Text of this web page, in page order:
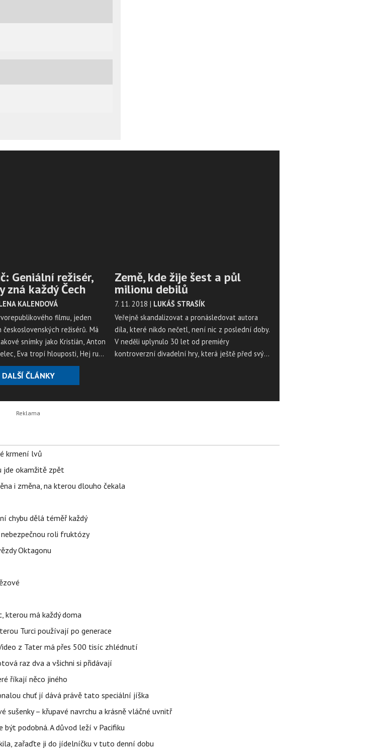
Geniální režisér,
zná každý Čech
KALENDOVÁ
filmu, jeden
režisérů. Má
snímky jako Kristián, Anton
Eva tropí hlouposti, Hej rup,
Cesta do hlubin študákovy
dalších. Za jeden rok dokázal
Země, kde žije šest a půl
milionu debilů
7. 11. 2018 | LUKÁŠ STRAŠÍK
Veřejně skandalizovat a pronásledovat autora
díla, které nikdo nečetl, není nic z poslední doby.
V neděli uplynulo 30 let od premiéry
kontroverzní divadelní hry, která ještě před svým
Jinými slovy shitstorm, nebo hezky česky
DALŠÍ ČLÁNKY
krmení lvů
jde okamžitě zpět
i změna, na kterou dlouho čekala
chybu dělá téměř každý
roli fruktózy
Oktagonu
kterou má každý doma
Turci používají po generace
z Tater má přes 500 tisíc zhlédnutí
raz dva a všichni si přidávají
říkají něco jiného
chuť jí dává právě tato speciální jíška
sušenky – křupavé navrchu a krásně vláčné uvnitř
podobná. A důvod leží v Pacifiku
zařaďte ji do jídelníčku v tuto denní dobu